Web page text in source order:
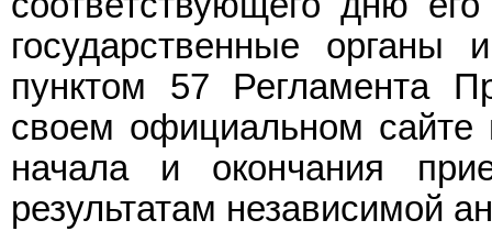
государственные органы
пунктом 57 Регламента
своем официальном сайте
начала и окончания
результатам независимой